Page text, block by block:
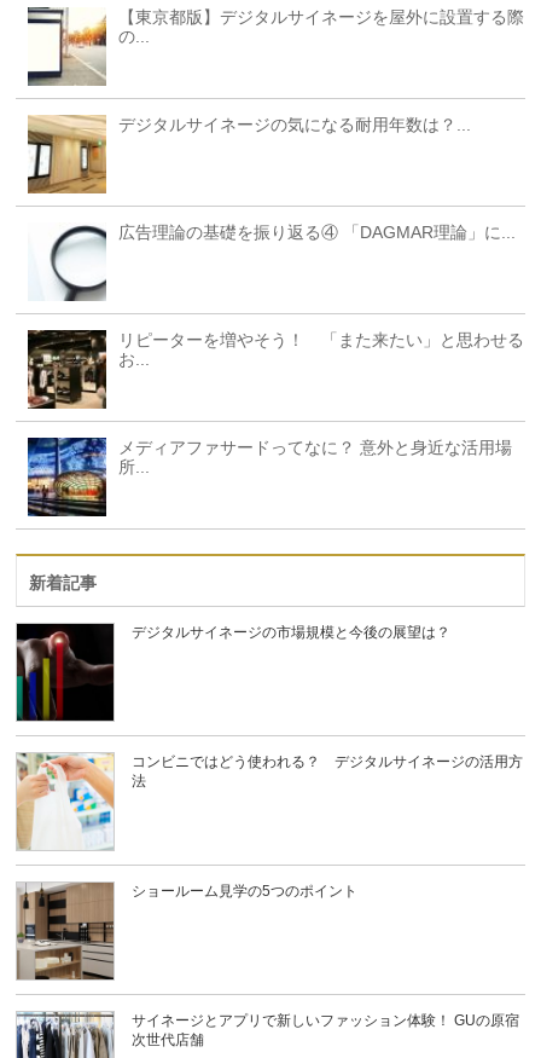
【東京都版】デジタルサイネージを屋外に設置する際
の...
デジタルサイネージの気になる耐用年数は？...
広告理論の基礎を振り返る④ 「DAGMAR理論」に...
リピーターを増やそう！ 「また来たい」と思わせる
お...
メディアファサードってなに？ 意外と身近な活用場
所...
新着記事
デジタルサイネージの市場規模と今後の展望は？
コンビニではどう使われる？ デジタルサイネージの活用方
法
ショールーム見学の5つのポイント
サイネージとアプリで新しいファッション体験！ GUの原宿
次世代店舗